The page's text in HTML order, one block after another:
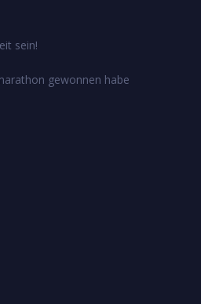
sein!
gewonnen habe